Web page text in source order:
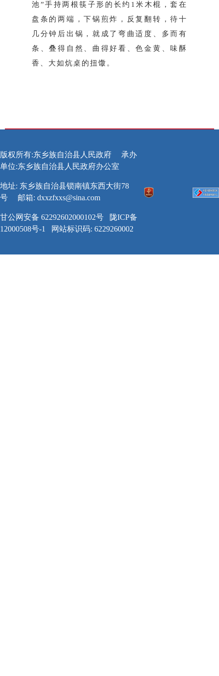
池”手持两根筷子形的长约1米木棍，套在
盘条的两端，下锅煎炸，反复翻转，待十
几分钟后出锅，就成了弯曲适度、多而有
条、叠得自然、曲得好看、色金黄、味酥
香、大如炕桌的扭馓。
版权所有:东乡族自治县人民政府
承办
单位:东乡族自治县人民政府办公室
地址: 东乡族自治县锁南镇东西大街78
号
邮箱: dxxzfxxs@sina.com
甘公网安备 62292602000102号
陇ICP备
12000508号-1
网站标识码: 6229260002